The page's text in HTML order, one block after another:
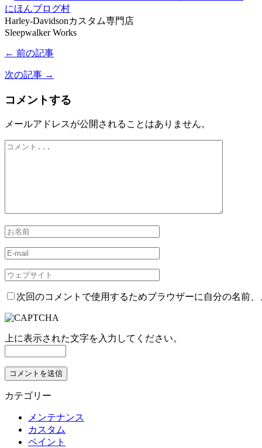
にほんブログ村
Harley-Davidsonカスタム専門店
Sleepwalker Works
← 前の記事
次の記事 →
コメントする
メールアドレスが公開されることはありません。
次回のコメントで使用するためブラウザーに自分の名前
上に表示された文字を入力してください。
カテゴリー
メンテナンス
カスタム
ペイント